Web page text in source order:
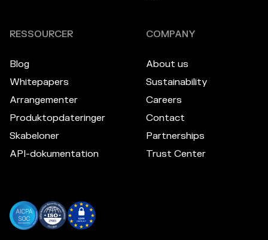
RESSOURCER
Blog
Whitepapers
Arrangementer
Produktopdateringer
Skabeloner
API-dokumentation
COMPANY
About us
Sustainability
Careers
Contact
Partnerships
Trust Center